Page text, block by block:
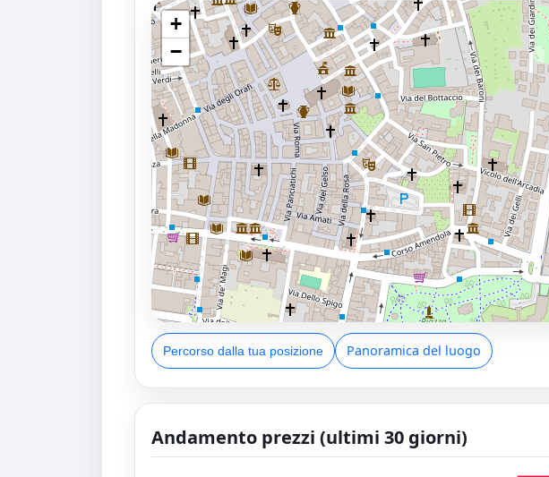
+
−
Percorso dalla tua posizione Panoramica del luogo
Andamento prezzi (ultimi 30 giorni)